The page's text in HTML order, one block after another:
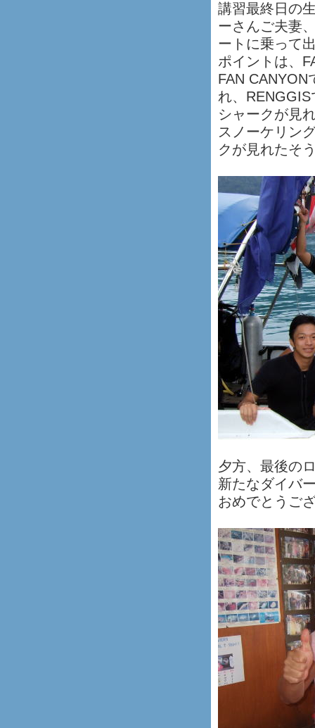
講習最終日の
ーさんご夫妻
ートに乗って
ポイントは、
FAN CANYON
れ、
シャークが見
スノーケリン
クが見れたそ
夕方、最後の
新たなダイバ
おめでとうご